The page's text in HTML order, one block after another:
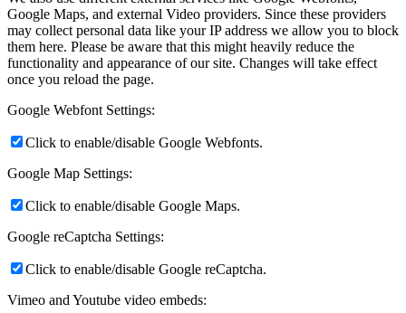
Google Maps, and external Video providers. Since these providers
may collect personal data like your IP address we allow you to block
them here. Please be aware that this might heavily reduce the
functionality and appearance of our site. Changes will take effect
once you reload the page.
Google Webfont Settings:
Click to enable/disable Google Webfonts.
Google Map Settings:
Click to enable/disable Google Maps.
Google reCaptcha Settings:
Click to enable/disable Google reCaptcha.
Vimeo and Youtube video embeds: